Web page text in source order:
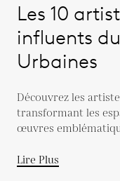
Les 10
influents
Urbaines
Découvrez les
transformant les
œuvres
Lire Plus